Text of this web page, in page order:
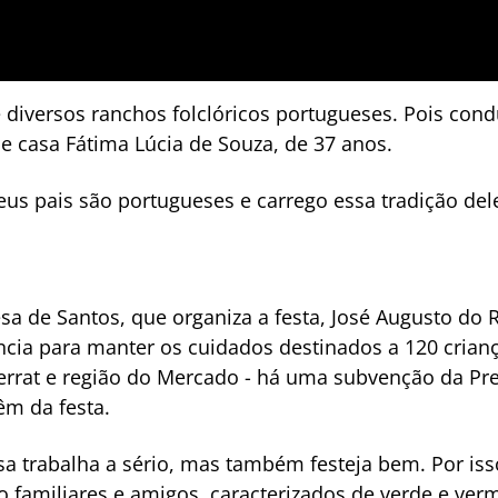
diversos ranchos folclóricos portugueses. Pois
casa Fátima Lúcia de Souza, de 37 anos.
pais são portugueses e carrego essa tradição
de Santos, que organiza a festa, José Augusto do
para manter os cuidados destinados a 120
e região do Mercado - há uma subvenção da
da festa.
trabalha a sério, mas também festeja bem. Por